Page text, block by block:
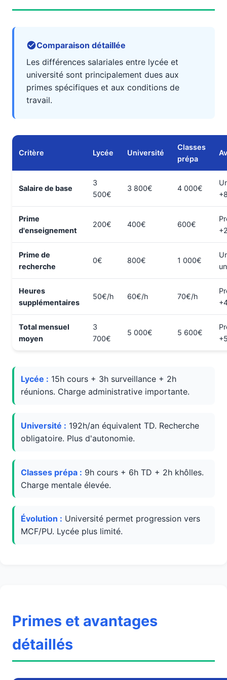
Comparaison détaillée
Les différences salariales entre lycée et
université sont principalement dues aux
primes spécifiques et aux conditions de
travail.
Critère Lycée Université
Classes
prépa
Salaire de base
3
500€
3 800€ 4 000€
Prime
d'enseignement
200€ 400€ 600€
Prime de
recherche
0€ 800€ 1 000€
Heures
supplémentaires
50€/h 60€/h 70€/h
Total mensuel
moyen
3
700€
5 000€ 5 600€
Lycée : 15h cours + 3h surveillance + 2h
réunions. Charge administrative importante.
Université : 192h/an équivalent TD. Recherche
obligatoire. Plus d'autonomie.
Classes prépa : 9h cours + 6h TD + 2h khôlles.
Charge mentale élevée.
Évolution : Université permet progression vers
MCF/PU. Lycée plus limité.
Primes et avantages
détaillés